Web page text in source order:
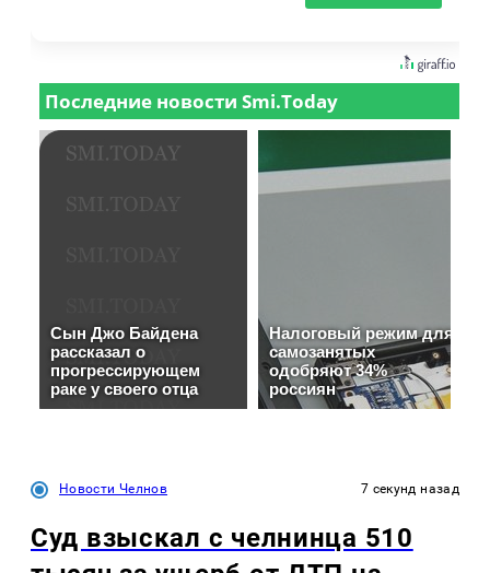
Новости Челнов 7 секунд назад
Суд взыскал с челнинца 510